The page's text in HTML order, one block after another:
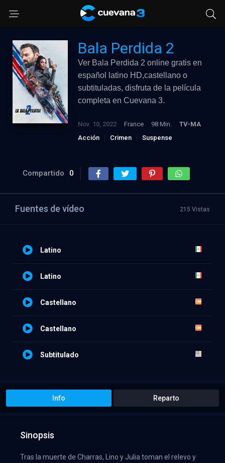
Bala Perdida 2
Ver Bala Perdida 2 online gratis en
español latino HD,castellano o
subtituladas, disfruta de la película
completa en Cuevana 3.
Nov. 10, 2022 France 98 Min.
TV-MA
Acción
Crimen Suspense
Compartido 0
Fuentes de vídeo 215 Vistas
Latino
Latino
Castellano
Castellano
Subtitulado
Info Reparto
Sinopsis
Tras la muerte de Charras, Lino y Julia toman el relevo y